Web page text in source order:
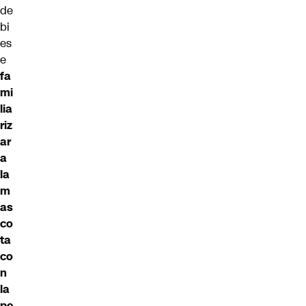
de
bi
es
e
fa
mi
lia
riz
ar
a
la
m
as
co
ta
co
n
la